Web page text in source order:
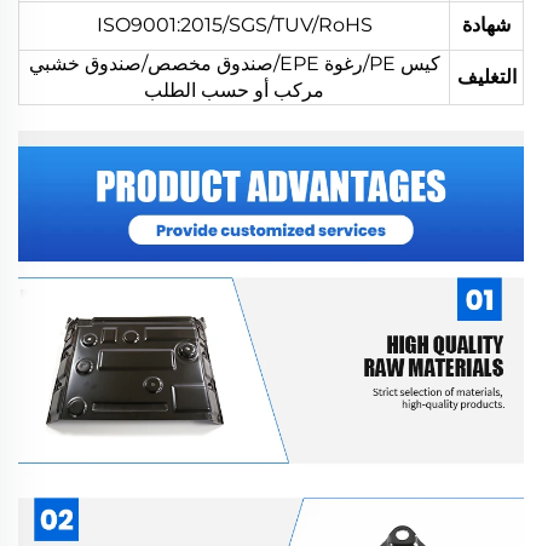
شهادة
ISO9001:2015/SGS/TUV/RoHS
التغليف
كيس PE/رغوة EPE/صندوق مخصص/صندوق خشبي
مركب أو حسب الطلب